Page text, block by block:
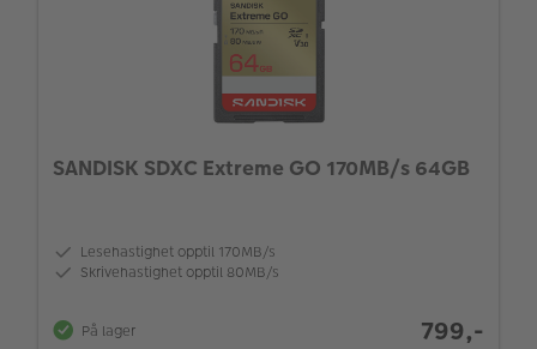
SANDISK SDXC Extreme GO 170MB/s 64GB
Lesehastighet opptil 170MB/s
Skrivehastighet opptil 80MB/s
På lager 799,-